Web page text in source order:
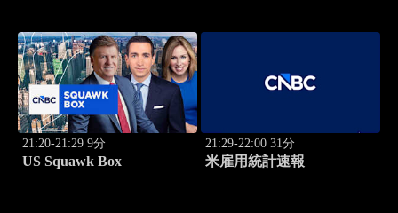
21:20-21:29 9分
US Squawk Box
21:29-22:00 31分
米雇用統計速報